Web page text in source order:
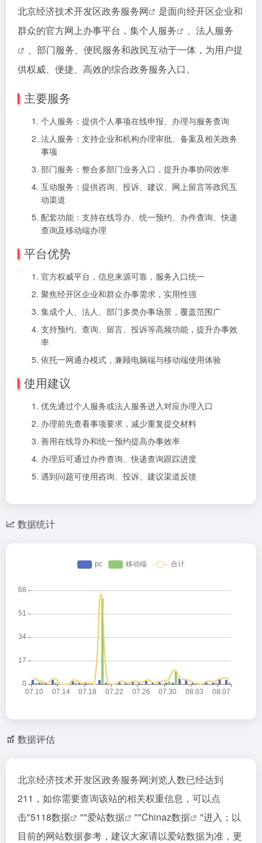
北京经济技术开发区政务服务网
是面向经开区企业和
群众的官方网上办事平台，集个人服务
法人服务
、部门服务、便民服务和政民互动于一体，为用户提
供权威、便捷、高效的综合政务服务入口。
主要服务
个人服务：提供个人事项在线申报、办理与服务查询
法人服务：支持企业和机构办理审批、备案及相关政务
事项
部门服务：整合多部门业务入口，提升办事协同效率
互动服务：提供咨询、投诉、建议、网上留言等政民互
动渠道
配套功能：支持在线导办、统一预约、办件查询、快递
查询及移动端办理
平台优势
官方权威平台，信息来源可靠，服务入口统一
聚焦经开区企业和群众办事需求，实用性强
集成个人、法人、部门多类办事场景，覆盖范围广
支持预约、查询、留言、投诉等高频功能，提升办事效
率
依托一网通办模式，兼顾电脑端与移动端使用体验
使用建议
优先通过个人服务或法人服务进入对应办理入口
办理前先查看事项要求，减少重复提交材料
善用在线导办和统一预约提高办事效率
办理后可通过办件查询、快递查询跟踪进度
遇到问题可使用咨询、投诉、建议渠道反馈
数据统计
数据评估
北京经济技术开发区政务服务网浏览人数已经达到
211，如你需要查询该站的相关权重信息，可以点
击"5118数据 ""爱站数据 ""Chinaz数据
"进入；以
目前的网站数据参考，建议大家请以爱站数据为准，更